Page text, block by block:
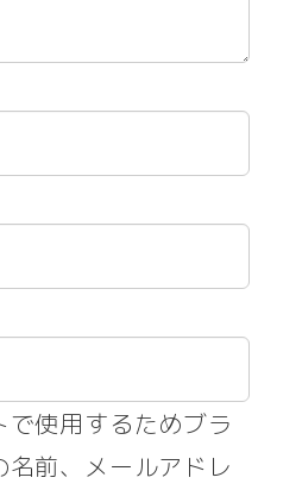
使用するためブラ
名前、メールアドレ